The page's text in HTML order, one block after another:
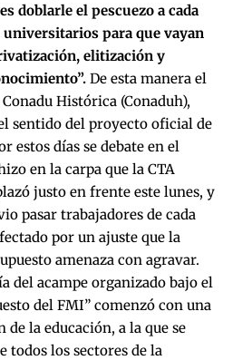
doblarle el pescuezo a cada
para que vayan
elitización y
De esta manera el
Histórica (Conaduh),
sentido del proyecto oficial de
estos días se debate en el
en la carpa que la CTA
justo en frente este lunes, y
pasar trabajadores de cada
por un ajuste que la
amenaza con agravar.
del acampe organizado bajo el
del FMI” comenzó con una
la educación, a la que se
todos los sectores de la